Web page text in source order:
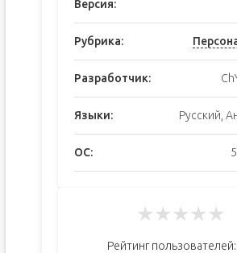
Версия:
Рубрика:
Разработчик:
Языки: Русский,
ОС:
★★★★★
Рейтинг пользователей: